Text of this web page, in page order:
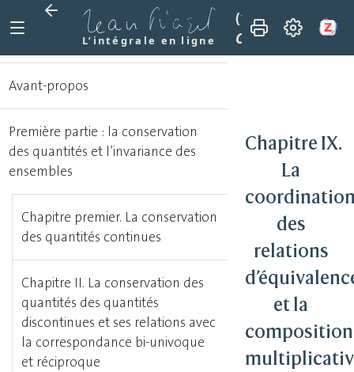
L’intégrale en ligne
(1941)
La
Chapitre IX. La
Chapitre IX.
La
des
relations
et la
composition
Avant-propos
Première partie : la conservation
des quantités et l’invariance des
ensembles
Chapitre premier. La conservation
des quantités continues
Chapitre II. La conservation des
quantités des quantités
discontinues et ses relations avec
la correspondance bi-univoque
et réciproque